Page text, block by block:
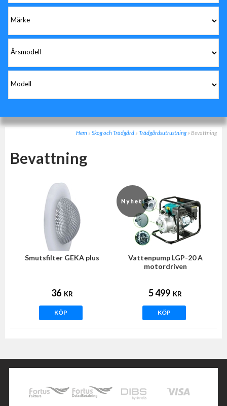
Hem » Skog och Trädgård » Trädgårdsutrustning» Bevattning
Bevattning
Smutsfilter GEKA plus
36 KR
KÖP
Vattenpump LGP-20 A
motordriven
5 499 KR
KÖP